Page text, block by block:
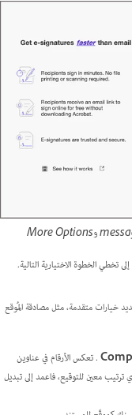
تخطي الخطوة الاختيارية التالية.
خيارات متقدمة، مثل مصادقة المُوقع
. تعكس الأرقام في عناوين
ترتيب معين للتوقيع، فاعمد إلى تبديل